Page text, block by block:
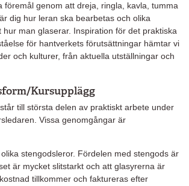
föremål genom att dreja, ringla, kavla, tumma
dig hur leran ska bearbetas och olika
hur man glaserar. Inspiration för det praktiska
för hantverkets förutsättningar hämtar vi
och kulturer, från aktuella utställningar och
Kursupplägg
till största delen av praktiskt arbete under
Vissa genomgångar är
stengodsleror. Fördelen med stengods är
är mycket slitstarkt och att glasyrerna är
tillkommer och faktureras efter